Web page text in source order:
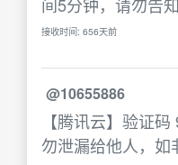
接收时间: 656天前
@10655886
【腾讯云】验证
勿泄漏给他人，如